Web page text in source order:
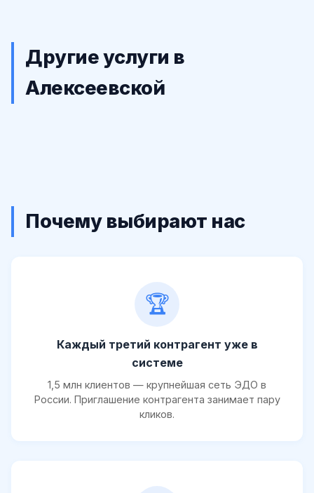
Другие услуги в
Алексеевской
Почему выбирают нас
🏆
Каждый третий контрагент уже в
системе
1,5 млн клиентов — крупнейшая сеть ЭДО в
России. Приглашение контрагента занимает пару
кликов.